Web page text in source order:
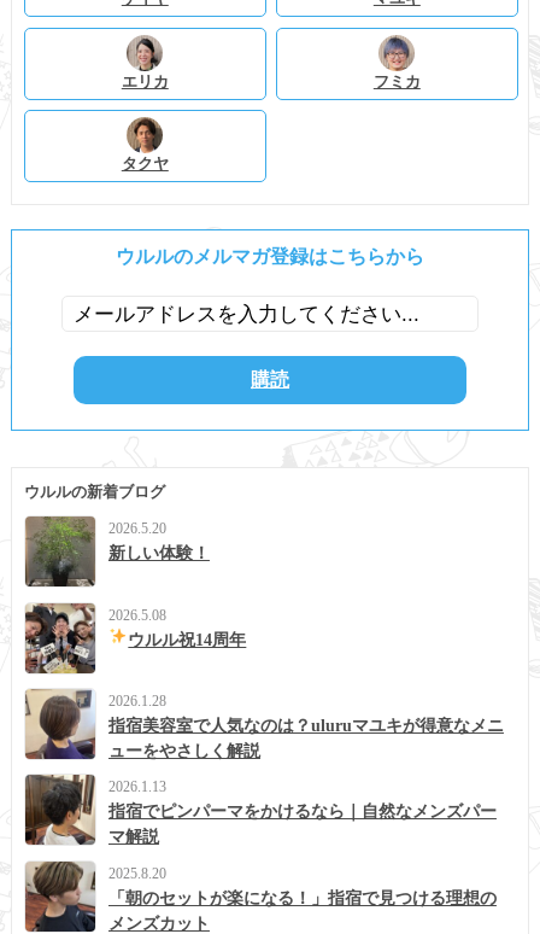
エリカ フミカ
タクヤ
ウルルのメルマガ登録はこちらから
ウルルの新着ブログ
2026.5.20
新しい体験！
2026.5.08
ウルル祝14周年
2026.1.28
指宿美容室で人気なのは？uluruマユキが得意なメニ
ューをやさしく解説
2026.1.13
指宿でピンパーマをかけるなら｜自然なメンズパー
マ解説
2025.8.20
「朝のセットが楽になる！」指宿で見つける理想の
メンズカット